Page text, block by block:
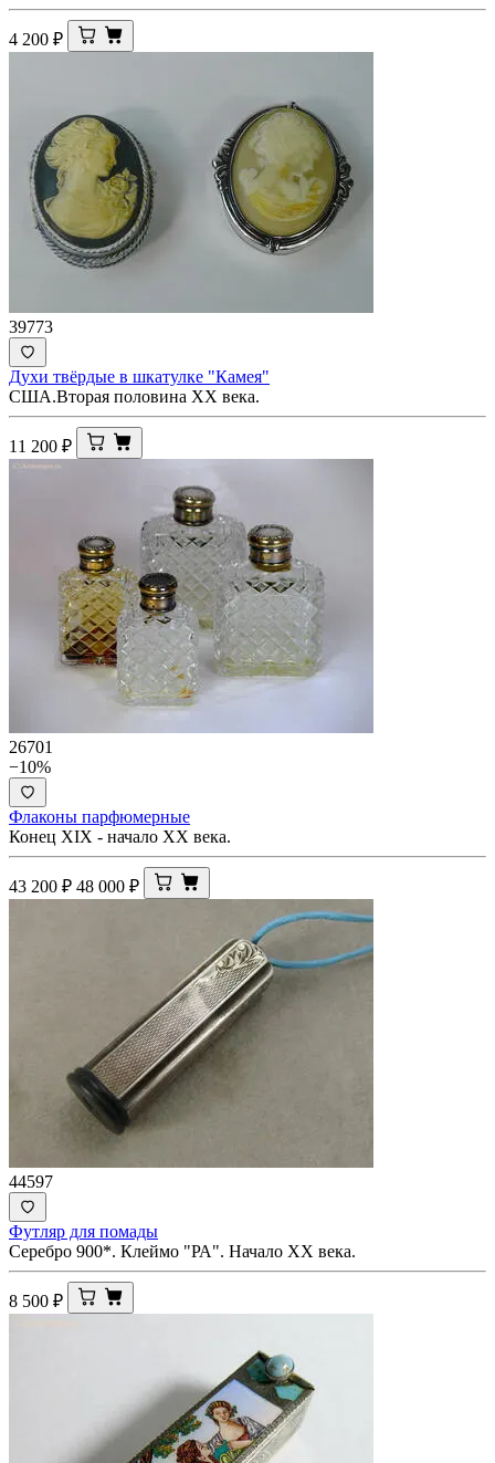
4 200 ₽
39773
Духи твёрдые в шкатулке "Камея"
США.Вторая половина ХХ века.
11 200 ₽
26701
−10%
Флаконы парфюмерные
Конец XIX - начало ХХ века.
43 200 ₽ 48 000 ₽
44597
Футляр для помады
Серебро 900*. Клеймо "РА". Начало ХХ века.
8 500 ₽